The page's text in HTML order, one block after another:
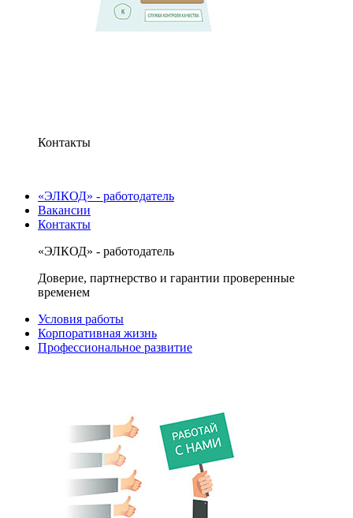
Контакты
«ЭЛКОД» - работодатель
Вакансии
Контакты
«ЭЛКОД» - работодатель
Доверие, партнерство и гарантии проверенные
временем
Условия работы
Корпоративная жизнь
Профессиональное развитие